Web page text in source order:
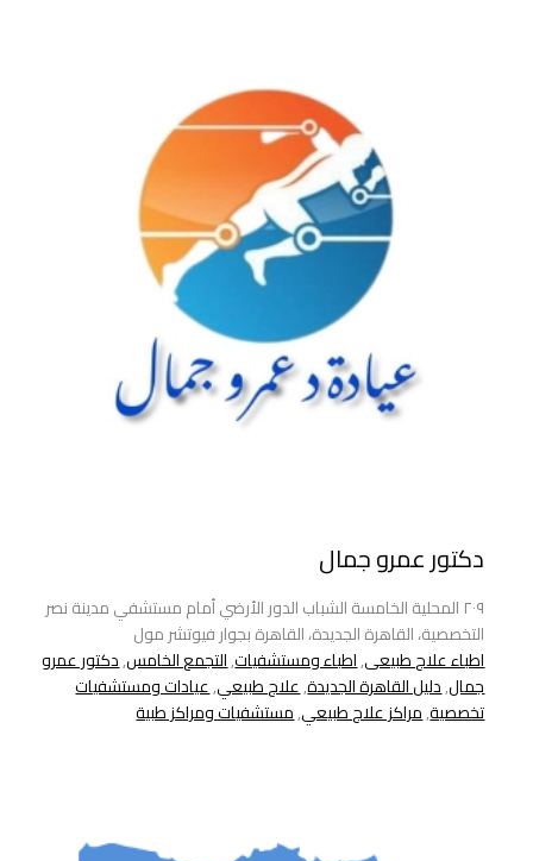
دكتور عمرو جمال
٢٠٩ المحلية الخامسة الشباب الدور الأرضي أمام مستشفي مدينة نصر
التخصصية، القاهرة الجديدة، القاهرة بجوار فيوتشر مول
اطباء علاج طبيعى,اطباء ومستشفيات,التجمع الخامس,دكتور عمرو
جمال,دليل القاهرة الجديدة,علاج طبيعي,عيادات ومستشفيات
تخصصية,مراكز علاج طبيعي,مستشفيات ومراكز طبية